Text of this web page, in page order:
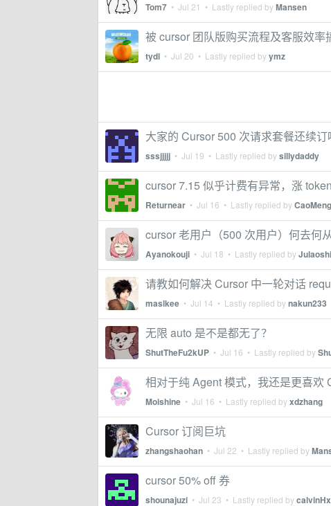
Tom7 • Jul 21 • Lastly replied byMansen
被 cursor 团队版购买流程及客服效率
tydl • Jul 20 • Lastly replied byymz
大家的 Cursor 500 次请求套餐还续订
sssjjjjj • Jul 19 • Lastly replied bysillydaddy
cursor 7.15 似乎计费有异常，涨
Returnear • Jul 16 • Lastly replied by
cursor 老用户（500 次用户）何去何
Ayanokouji • Jul 18 • Lastly replied byJulaoshi
请教如何解决 Cursor 中一轮对话
maslkee • Jul 14 • Lastly replied bynakun233
无限 auto 是不是都无了？
ShutTheFu2kUP • Jul 16 • Lastly replied by
相对于纯 Agent 模式，我还是更喜欢
Moishine • Jul 16 • Lastly replied byxdzhang
Cursor 订阅巨坑
zhangshaohan • Jul 22 • Lastly replied by
cursor 50% off 券
shounajuzi • Jul 23 • Lastly replied by